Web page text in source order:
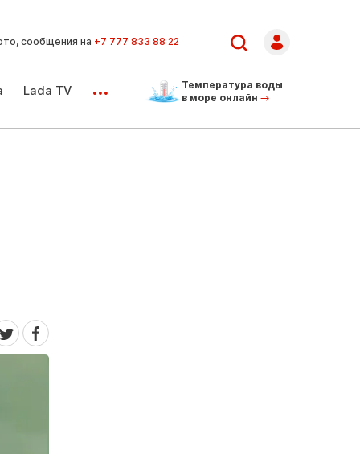
сообщения на +7 777 833 88 22
Lada TV ...
Температура воды
в море онлайн